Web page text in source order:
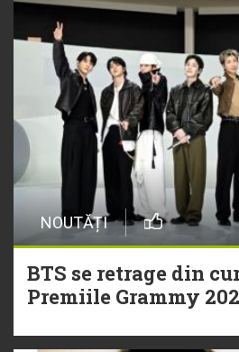
NOUTĂȚI
BTS se retrage din
Premiile Grammy